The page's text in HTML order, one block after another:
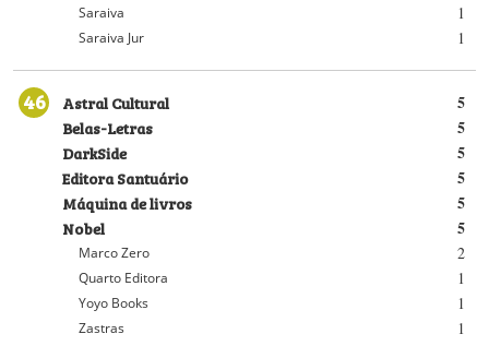
1
Saraiva
1
Saraiva Jur
46 5
Astral Cultural
5
Belas-Letras
5
DarkSide
5
Editora Santuário
5
Máquina de livros
5
Nobel
2
Marco Zero
1
Quarto Editora
1
Yoyo Books
1
Zastras